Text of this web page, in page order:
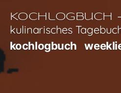
Inhalt
springen
Kochlogbuch
kulinarisches
kochlogbuch